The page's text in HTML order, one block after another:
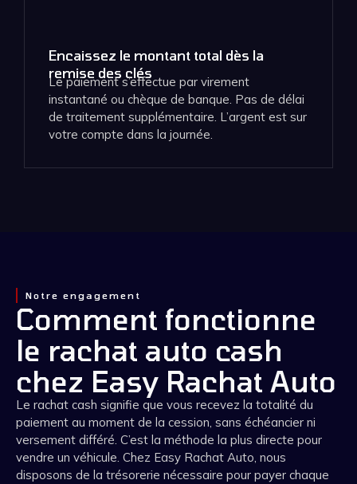
Encaissez le montant total dès la
remise des clés
Le paiement s’effectue par virement
instantané ou chèque de banque. Pas de délai
de traitement supplémentaire. L’argent est sur
votre compte dans la journée.
Notre engagement
Comment fonctionne
le rachat auto cash
chez Easy Rachat Auto
Le rachat cash signifie que vous recevez la totalité du
paiement au moment de la cession, sans échéancier ni
versement différé. C’est la méthode la plus directe pour
vendre un véhicule. Chez Easy Rachat Auto, nous
disposons de la trésorerie nécessaire pour payer chaque